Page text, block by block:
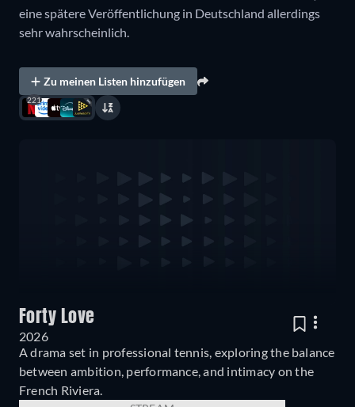
eine spätere Veröffentlichung in Deutschland allerdings
sehr wahrscheinlich.
Zu meinen Listen hinzufügen
221
Forty Love
2026
A drama set in professional tennis, exploring the balance
between ambition, performance, and intimacy on the
French Riviera.